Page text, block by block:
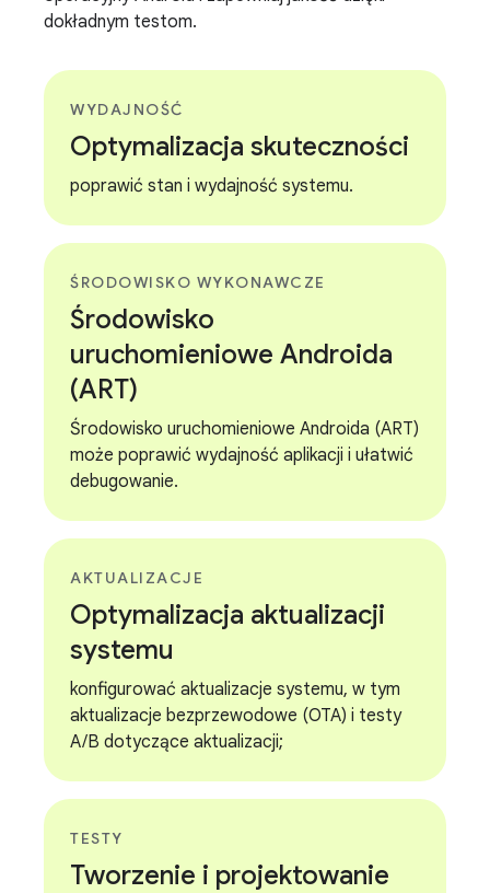
dokładnym testom.
WYDAJNOŚĆ
Optymalizacja skuteczności
poprawić stan i wydajność systemu.
ŚRODOWISKO WYKONAWCZE
Środowisko
uruchomieniowe Androida
(ART)
Środowisko uruchomieniowe Androida (ART)
może poprawić wydajność aplikacji i ułatwić
debugowanie.
AKTUALIZACJE
Optymalizacja aktualizacji
systemu
konfigurować aktualizacje systemu, w tym
aktualizacje bezprzewodowe (OTA) i testy
A/B dotyczące aktualizacji;
TESTY
Tworzenie i projektowanie